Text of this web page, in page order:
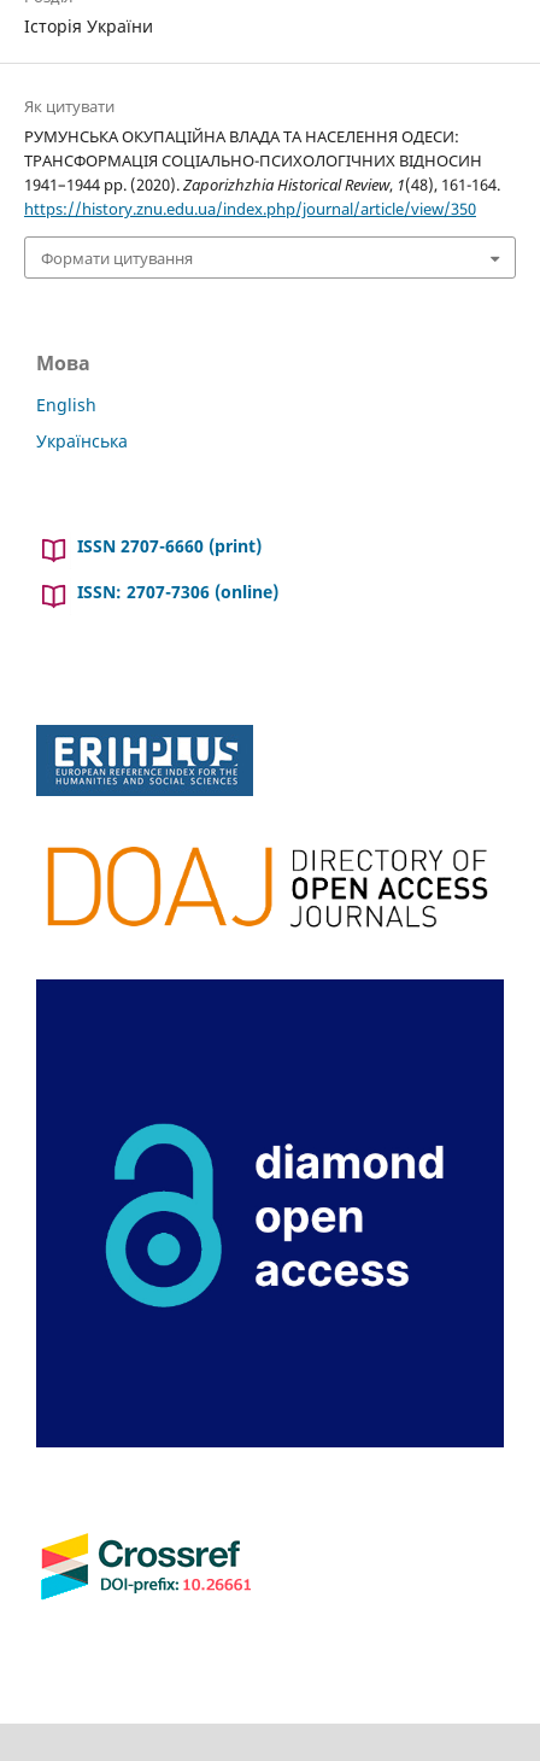
Історія України
Як цитувати
РУМУНСЬКА ОКУПАЦІЙНА ВЛАДА ТА НАСЕЛЕННЯ ОДЕСИ:
ТРАНСФОРМАЦІЯ СОЦІАЛЬНО-ПСИХОЛОГІЧНИХ ВІДНОСИН
1941–1944 рр. (2020).Zaporizhzhia Historical Review, 1(48), 161-164.
https://history.znu.edu.ua/index.php/journal/article/view/350
Формати цитування
Мова
English
Українська
ISSN 2707-6660 (print)
ISSN: 2707-7306 (online)